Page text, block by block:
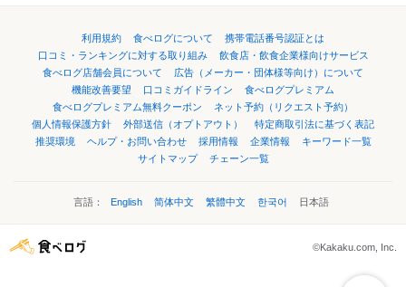
利用規約 食べログについて
携帯電話番号認証とは
口コミ・ランキングに対する取り組み
飲食店・飲食企業様向けサービス
食べログ店舗会員について
広告（メーカー・団体様等向け）について
機能改善要望
口コミガイドライン
食べログプレミアム
食べログプレミアム無料クーポン
ネット予約（リクエスト予約）
個人情報保護方針
外部送信（オプトアウト）
特定商取引法に基づく表記
推奨環境
ヘルプ・お問い合わせ 採用情報 企業情報
キーワード一覧
サイトマップ
チェーン一覧
言語： English 简体中文 繁體中文 한국어 日本語
©Kakaku.com, Inc.